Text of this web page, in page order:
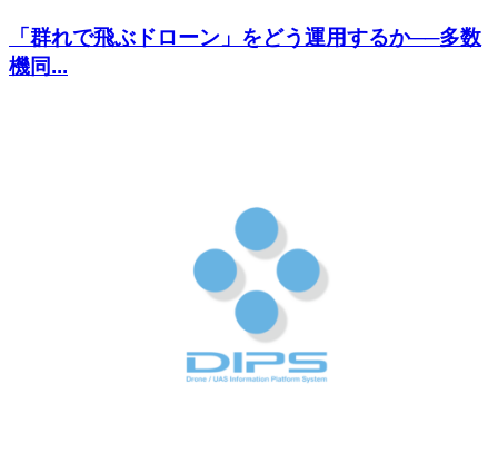
「群れで飛ぶドローン」をどう運用するか──多数
機同...